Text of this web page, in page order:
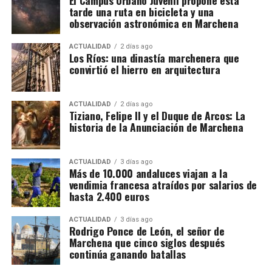
instrumentales, testaferros y facturas falsas,
siempre según la investigación policial y tributaria.
Conviene mantener esta precisión: los hechos se
encuentran todavía dentro de un procedimiento
judicial y las personas investigadas conservan su
presunción de inocencia mientras no exista una
resolución judicial firme.
66.000 euros, relojes de lujo y bienes
bloqueados
La actuación policial ha permitido bloquear 35
cuentas bancarias vinculadas a la investigación y
solicitar judicialmente el embargo de once
inmuebles. En domicilios relacionados con uno de
los principales investigados fueron intervenidos
además 66.000 euros en efectivo, junto con relojes
de lujo, dispositivos electrónicos y abundante
cartel diseñado para esta XXI edición, afirmando
que «una vez más, la Delegación Municipal de
Cultura de este Ayuntamiento ha acertado» y
destacando que será «un festival muy interesante y
muy equilibrado», al reunir «buen nivel tanto de
cante, de toque, de baile y, por qué no decirlo, de
compás y palmas».
Las entradas, que tendrán un coste de 10€
anticipadas y 15€ en taquilla, se pueden adquirir en
la Casa de la Cultura, en la Oficina de Turismo o a
través del siguiente
enlace:https://osunacultura.sacatuentrada.es/
tarde una ruta en bicicleta y una
observación astronómica en Marchena
ACTUALIDAD 2 días ago
Los Ríos: una dinastía marchenera que
convirtió el hierro en arquitectura
ACTUALIDAD 2 días ago
Tiziano, Felipe II y el Duque de Arcos: La
historia de la Anunciación de Marchena
ACTUALIDAD 3 días ago
Más de 10.000 andaluces viajan a la
vendimia francesa atraídos por salarios de
hasta 2.400 euros
ACTUALIDAD 3 días ago
Rodrigo Ponce de León, el señor de
Marchena que cinco siglos después
continúa ganando batallas